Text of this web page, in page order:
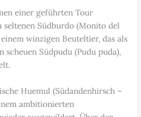
einer geführten Tour
seltenen Südburdo (Monito del
winzigen Beuteltier, das als
Südpudu (Pudu puda),
Huemul (Südandenhirsch –
ambitionierten